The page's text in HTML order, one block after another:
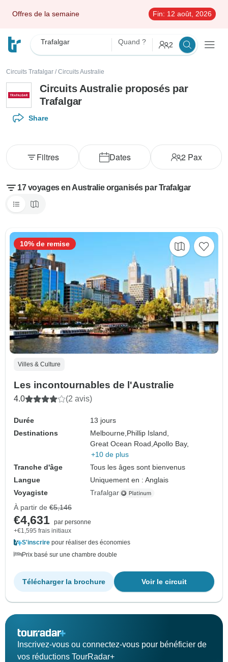
Offres de la semaine Fin: 12 août, 2026
Trafalgar Quand ? 2
Circuits Trafalgar / Circuits Australie
Circuits Australie proposés par
Trafalgar
Share
Dates 2Pax
Filtres
17 voyages en Australie organisés par Trafalgar
Villes & Culture
Les incontournables de l'Australie
4.0 (2 avis)
Durée
13 jours
Destinations
Melbourne, Phillip Island,
Great Ocean Road,Apollo Bay,
+10 de plus
Tranche d'âge
Tous les âges sont bienvenus
Langue
Uniquement en : Anglais
Voyagiste
Trafalgar
10% de remise
À partir de €5,146
€4,631 par personne
+€1,595 frais initiaux
S'inscrire pour réaliser des économies
Prix basé sur une chambre double
Voir le circuit
Télécharger la brochure
Inscrivez-vous ou connectez-vous pour bénéficier de
vos réductions TourRadar+